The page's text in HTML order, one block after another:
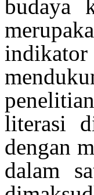
budaya
penelitian
literasi
dengan
dalam